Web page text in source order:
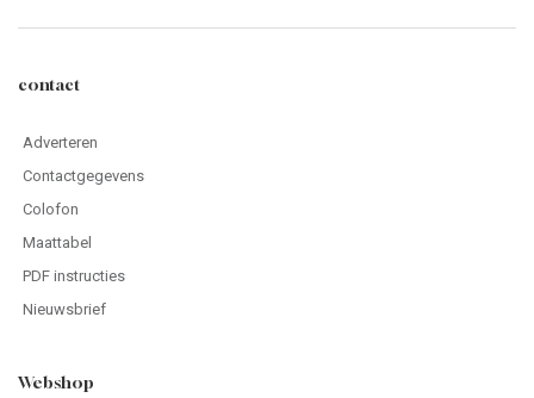
contact
Adverteren
Contactgegevens
Colofon
Maattabel
PDF instructies
Nieuwsbrief
Webshop